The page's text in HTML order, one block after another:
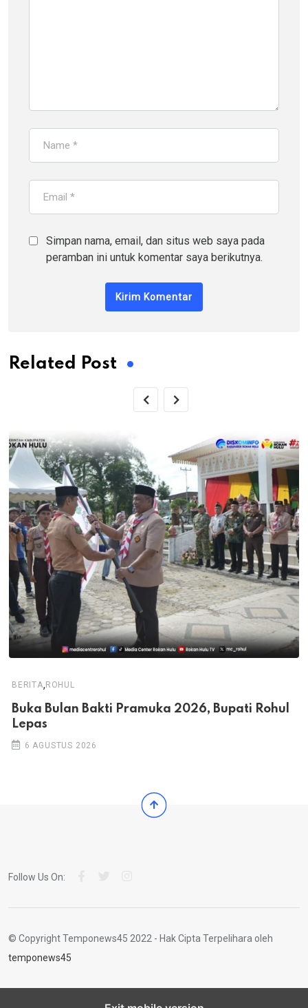
Simpan nama, email, dan situs web saya pada
peramban ini untuk komentar saya berikutnya.
Related Post
BERITA,ROHUL
Buka Bulan Bakti Pramuka 2026, Bupati Rohul
Lepas
6 AGUSTUS 2026
Follow Us On:
© Copyright Temponews45 2022 - Hak Cipta Terpelihara oleh
temponews45